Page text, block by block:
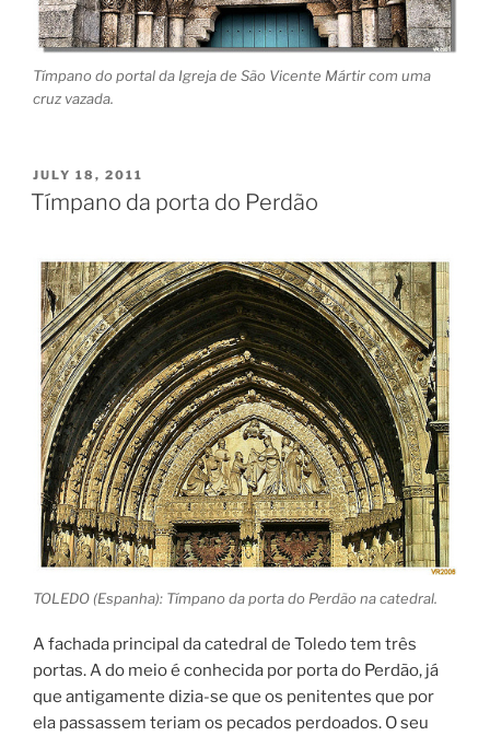
Tímpano do portal da Igreja de São Vicente Mártir com uma
cruz vazada.
POSTED
ON
JULY 18, 2011
Tímpano da porta do Perdão
TOLEDO (Espanha): Tímpano da porta do Perdão na catedral.
A fachada principal da catedral de Toledo tem três
portas. A do meio é conhecida por porta do Perdão, já
que antigamente dizia-se que os penitentes que por
ela passassem teriam os pecados perdoados. O seu